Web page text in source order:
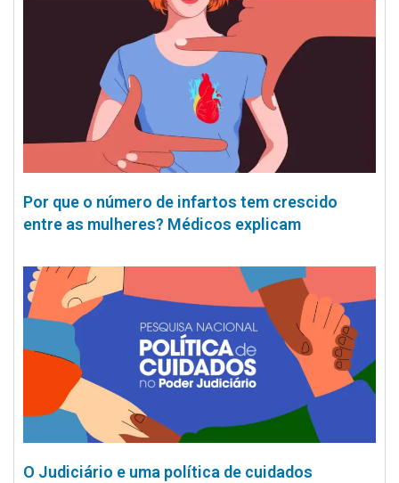
Por que o número de infartos tem crescido
entre as mulheres? Médicos explicam
O Judiciário e uma política de cuidados